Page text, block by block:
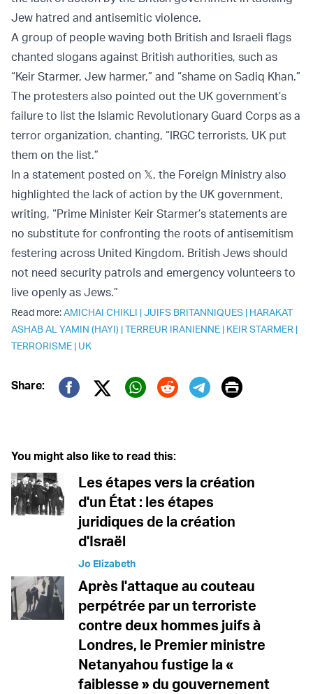
Jew hatred and antisemitic violence.
A group of people waving both British and Israeli flags
chanted slogans against British authorities, such as
“Keir Starmer, Jew harmer,” and “shame on Sadiq Khan.”
The protesters also pointed out the UK government’s
failure to list the Islamic Revolutionary Guard Corps as a
terror organization, chanting, “IRGC terrorists, UK put
them on the list.”
In a statement posted on 𝕏, the Foreign Ministry also
highlighted the lack of action by the UK government,
writing, “Prime Minister Keir Starmer’s statements are
no substitute for confronting the roots of antisemitism
festering across United Kingdom. British Jews should
not need security patrols and emergency volunteers to
live openly as Jews.”
Read more:AMICHAI CHIKLI |JUIFS BRITANNIQUES | HARAKAT
ASHAB AL YAMIN (HAYI) |TERREUR IRANIENNE | KEIR STARMER |
TERRORISME | UK
Share:
Twitter (X)
Print
You might also like to read this:
Les étapes vers la création
d'un État : les étapes
juridiques de la création
d'Israël
Jo Elizabeth
Après l'attaque au couteau
perpétrée par un terroriste
contre deux hommes juifs à
Londres, le Premier ministre
Netanyahou fustige la «
faiblesse » du gouvernement